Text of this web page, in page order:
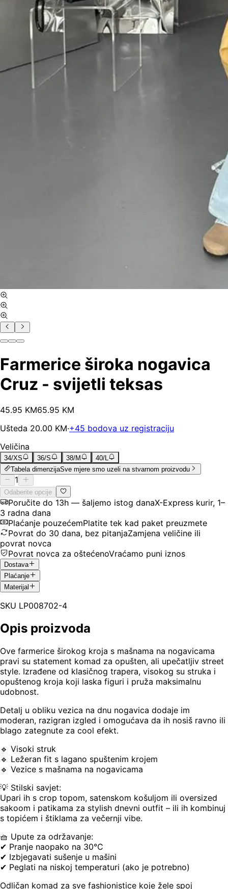
Farmerice široka nogavica
Cruz - svijetli teksas
45.95 KM65.95 KM
Ušteda 20.00 KM·+45 bodova uz registraciju
Veličina
34/XS 36/S 38/M
40/L
Tabela dimenzijaSve mjere smo uzeli na stvarnom proizvodu
1
Odaberite opcije
Poručite do 13h — šaljemo istog danaX-Express kurir, 1–
3 radna dana
Plaćanje pouzećemPlatite tek kad paket preuzmete
Povrat do 30 dana, bez pitanjaZamjena veličine ili
povrat novca
Povrat novca za oštećenoVraćamo puni iznos
Dostava
Plaćanje
Materijal
SKU LP008702-4
Opis proizvoda
Ove farmerice širokog kroja s mašnama na nogavicama
pravi su statement komad za opušten, ali upečatljiv street
style. Izrađene od klasičnog trapera, visokog su struka i
opuštenog kroja koji laska figuri i pruža maksimalnu
udobnost.
Detalj u obliku vezica na dnu nogavica dodaje im
moderan, razigran izgled i omogućava da ih nosiš ravno ili
blago zategnute za cool efekt.
🔹 Visoki struk
🔹 Ležeran fit s lagano spuštenim krojem
🔹 Vezice s mašnama na nogavicama
💡 Stilski savjet:
Upari ih s crop topom, satenskom košuljom ili oversized
sakoom i patikama za stylish dnevni outfit – ili ih kombinuj
s topićem i štiklama za večernji vibe.
🧺 Upute za održavanje:
✔ Pranje naopako na 30°C
✔ Izbjegavati sušenje u mašini
✔ Peglati na niskoj temperaturi (ako je potrebno)
Odličan komad za sve fashionistice koje žele spoj